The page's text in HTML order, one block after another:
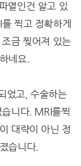
열인건 알고 있
찍고 정확하게
금 찢어져 있는
네요.
었고, 수술하는
니다. MRI를찍
대략이 아닌 정
습니다.